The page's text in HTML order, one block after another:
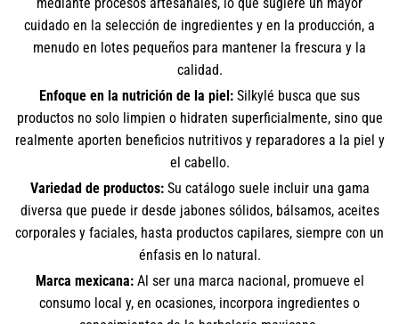
cuidado en la selección de ingredientes y en la producción, a
menudo en lotes pequeños para mantener la frescura y la
calidad.
Enfoque en la nutrición de la piel: Silkylé busca que sus
productos no solo limpien o hidraten superficialmente, sino que
realmente aporten beneficios nutritivos y reparadores a la piel y
el cabello.
Variedad de productos:Su catálogo suele incluir una gama
diversa que puede ir desde jabones sólidos, bálsamos, aceites
corporales y faciales, hasta productos capilares, siempre con un
énfasis en lo natural.
Marca mexicana:Al ser una marca nacional, promueve el
consumo local y, en ocasiones, incorpora ingredientes o